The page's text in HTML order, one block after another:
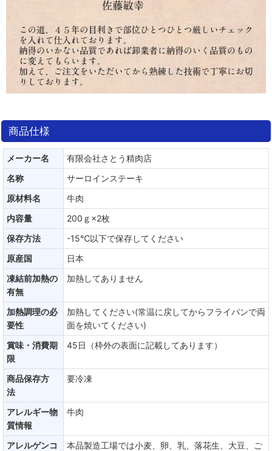
商品仕様
メーカー名
有限会社さとう精肉店
名称
サーロインステーキ
原材料名
牛肉
内容量
200ｇ×2枚
保存方法
-15℃以下で保存してください
原産国
日本
凍結前加熱の
有無
加熱してありません
加熱調理の必
要性
加熱してください(常温に戻してからフライパンで両
面を焼いてください)
賞味・消費期
限
45日（枠外の表面に記載してあります）
商品保存方
法
要冷凍
アレルギー物
質情報
牛肉
アレルゲンコ
本品製造工場では小麦、卵、乳、落花生、大豆、ご